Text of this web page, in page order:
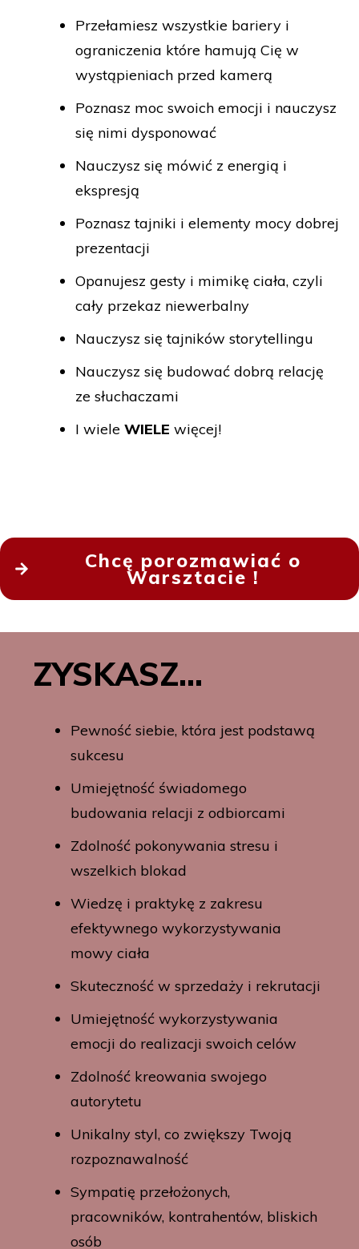
Przełamiesz wszystkie bariery i
ograniczenia które hamują Cię w
wystąpieniach przed kamerą
Poznasz moc swoich emocji i nauczysz
się nimi dysponować
Nauczysz się mówić z energią i
ekspresją
Poznasz tajniki i elementy mocy dobrej
prezentacji
Opanujesz gesty i mimikę ciała, czyli
cały przekaz niewerbalny
Nauczysz się tajników storytellingu
Nauczysz się budować dobrą relację
ze słuchaczami
I wiele WIELE więcej!
Chcę porozmawiać o
Warsztacie !
ZYSKASZ...
Pewność siebie, która jest podstawą
sukcesu
Umiejętność świadomego
budowania relacji z odbiorcami
Zdolność pokonywania stresu i
wszelkich blokad
Wiedzę i praktykę z zakresu
efektywnego wykorzystywania
mowy ciała
Skuteczność w sprzedaży i rekrutacji
Umiejętność wykorzystywania
emocji do realizacji swoich celów
Zdolność kreowania swojego
autorytetu
Unikalny styl, co zwiększy Twoją
rozpoznawalność
Sympatię przełożonych,
pracowników, kontrahentów, bliskich
osób